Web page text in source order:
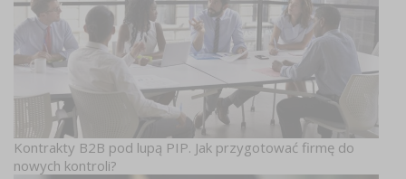
Kontrakty B2B pod lupą PIP. Jak przygotować firmę do
nowych kontroli?